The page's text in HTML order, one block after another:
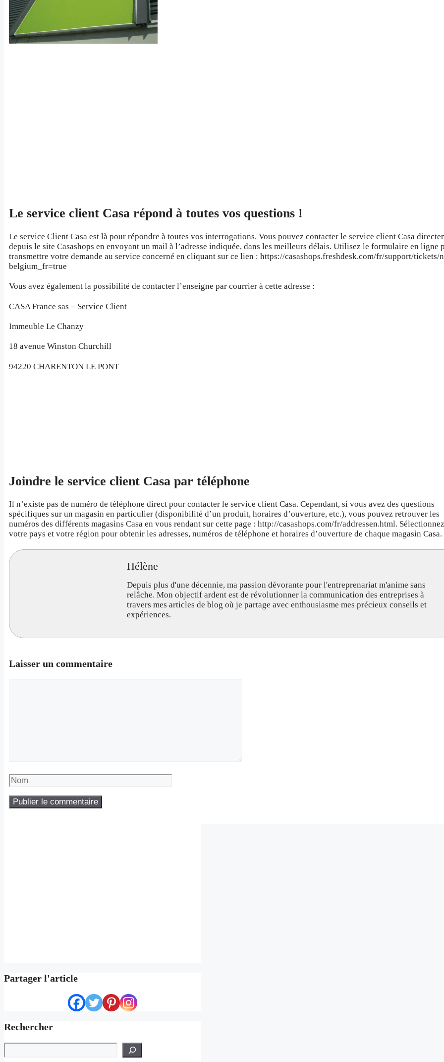
Le service client Casa répond à toutes vos questions !
Le service Client Casa est là pour répondre à toutes vos interrogations. Vous pouvez contacter le service client Casa
depuis le site Casashops en envoyant un mail à l’adresse indiquée, dans les meilleurs délais. Utilisez le formulaire en ligne
transmettre votre demande au service concerné en cliquant sur ce lien : https://casashops.freshdesk.com/fr/support/tickets/
belgium_fr=true
Vous avez également la possibilité de contacter l’enseigne par courrier à cette adresse :
CASA France sas – Service Client
Immeuble Le Chanzy
18 avenue Winston Churchill
94220 CHARENTON LE PONT
Joindre le service client Casa par téléphone
Il n’existe pas de numéro de téléphone direct pour contacter le service client Casa. Cependant, si vous avez des questions
spécifiques sur un magasin en particulier (disponibilité d’un produit, horaires d’ouverture, etc.), vous pouvez retrouver les
numéros des différents magasins Casa en vous rendant sur cette page : http://casashops.com/fr/addressen.html. Sélectionnez
votre pays et votre région pour obtenir les adresses, numéros de téléphone et horaires d’ouverture de chaque magasin Casa.
Hélène
Depuis plus d'une décennie, ma passion dévorante pour l'entreprenariat m'anime sans
relâche. Mon objectif ardent est de révolutionner la communication des entreprises à
travers mes articles de blog où je partage avec enthousiasme mes précieux conseils et
expériences.
Laisser un commentaire
Nom
Partager l'article
Rechercher